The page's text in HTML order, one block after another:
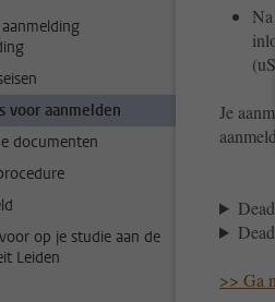
voor aanmelden
documenten
op je studie aan de
Leiden
Je
>> Ga